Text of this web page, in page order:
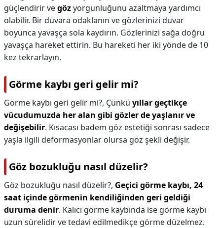
güçlendirir vegözyorgunluğunu azaltmaya yardımcı
olabilir. Bir duvara odaklanın ve gözlerinizi duvar
boyunca yavaşça sola kaydırın. Gözlerinizi sağa doğru
yavaşça hareket ettirin. Bu hareketi her iki yönde de 10
kez tekrarlayın.
Görme kaybı geri gelir mi?
Görme kaybı geri gelir mi?, Çünkü yıllar geçtikçe
vücudumuzda her alan gibi gözler de yaşlanır ve
değişebilir. Kısacası badem göz estetiği sonrası sadece
yaşla ilgili deformasyonlar olursa göz şekli değişir.
Göz bozukluğu nasıl düzelir?
Göz bozukluğu nasıl düzelir?, Geçici görme kaybı, 24
saat içinde görmenin kendiliğinden geri geldiği
duruma denir. Kalıcı görme kaybında ise görme kaybı
uzun sürelidir ve tedavi edilmedikçe görme düzelmez.